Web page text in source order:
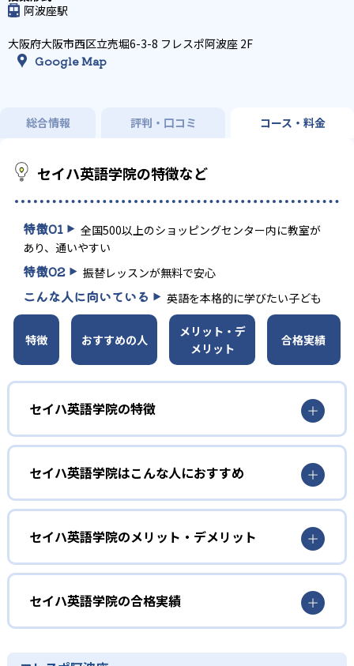
阿波座駅
大阪府大阪市西区立売堀6-3-8 フレスポ阿波座 2F
Google Map
総合情報 評判・口コミ コース・料金
セイハ英語学院の特徴など
特徴01
全国500以上のショッピングセンター内に教室が
あり、通いやすい
特徴02 振替レッスンが無料で安心
こんな人に向いている 英語を本格的に学びたい子ども
特徴 おすすめの人
メリット・デ
メリット
合格実績
セイハ英語学院の特徴
1
日本人と外国人講師による2名体制
セイハ英語学院では、日本人講師と外国人講師がそれぞれ
の専門性を生かして同時に授業を担当する。日本人講師は
文法や日本語での解説を通して子どもの理解をサポート
し、外国人講師はネイティブの発音と実践的な会話指導を
行う。双方向のアクティブラーニングを取り入れ、子ども
が主体的に英語を使う機会を多く設けている。2名体制によ
よい英語力を育成する。
2 振替レッスン無料
セイハ英語学院はこんな人におすすめ
幼児
リスニングの基礎を養いたい人
外国人講師によるフォニックス（アルファベットの文字を
音声化する方法）中心のレッスンで、まだ語彙が限られる
幼児期にリスニングの基礎を養いたい子どもに最適であ
る。オールイングリッシュの環境下でも日本人講師がサポ
ートするため、安心してスタートできる。親子で参加する0
～3歳のハロークラブコースもあり、早期英語教育に興味が
セイハ英語学院のメリット・デメリット
どんなメリットがある？
セイハ英語学院は、日本人講師と外国人講師の2名体制で専
門的な指導が受けられる。日本人講師が文法や語彙の理解
を深め、外国人講師がネイティブの発音や会話スキルを向
上させることで、総合的な英語力を育成する。振替レッス
セイハ英語学院の合格実績